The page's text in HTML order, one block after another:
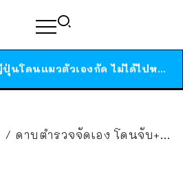
ได้เวลาเด็กหนวดรวมตัว RF Online Next เปิดให้เล่นแล้ว เกม Sci-Fi MMORPG ระดับตำนาน เล่นได้ทั้งมือถือและ PC
/ ดาบตำรวจจัดเอง โดนจับ+ถูกสั่งปลด ร่วมมือกับเมียตั้งตัวเป็น “เอเย่นต์ใหญ่” ค้ายาไอซ์